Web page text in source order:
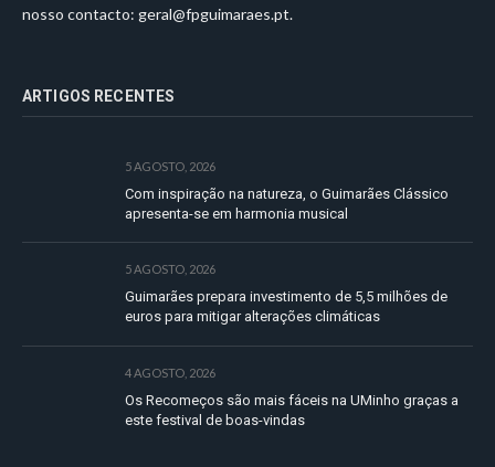
nosso contacto: geral@fpguimaraes.pt.
ARTIGOS RECENTES
5 AGOSTO, 2026
Com inspiração na natureza, o Guimarães Clássico
apresenta-se em harmonia musical
5 AGOSTO, 2026
Guimarães prepara investimento de 5,5 milhões de
euros para mitigar alterações climáticas
4 AGOSTO, 2026
Os Recomeços são mais fáceis na UMinho graças a
este festival de boas-vindas